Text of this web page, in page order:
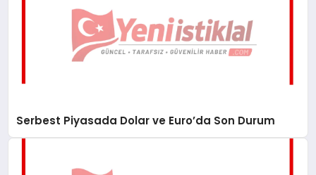
Serbest Piyasada Dolar ve Euro’da Son Durum